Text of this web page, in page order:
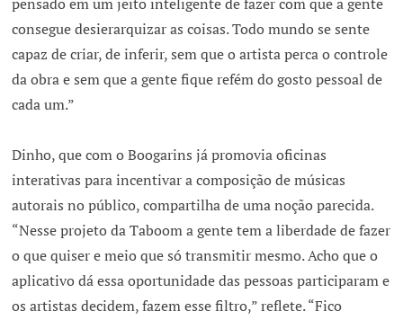
pensado em um jeito inteligente de fazer com que a gente
consegue desierarquizar as coisas. Todo mundo se sente
capaz de criar, de inferir, sem que o artista perca o controle
da obra e sem que a gente fique refém do gosto pessoal de
cada um.”
Dinho, que com o Boogarins já promovia oficinas
interativas para incentivar a composição de músicas
autorais no público, compartilha de uma noção parecida.
“Nesse projeto da Taboom a gente tem a liberdade de fazer
o que quiser e meio que só transmitir mesmo. Acho que o
aplicativo dá essa oportunidade das pessoas participaram e
os artistas decidem, fazem esse filtro,” reflete. “Fico